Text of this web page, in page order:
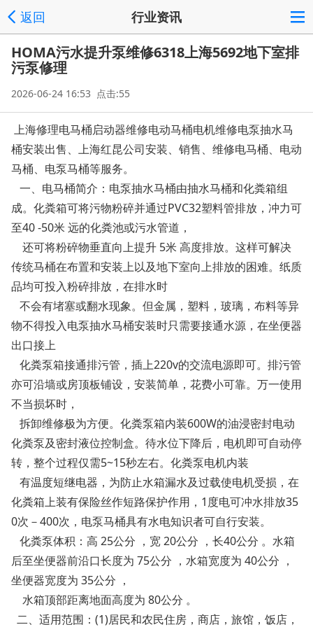
返回 行业资讯
HOMA污水提升泵维修6318上海5692地下室排
污泵修理
2026-06-24 16:53 点击:55
上海修理电马桶启动器维修电动马桶电机维修电泵抽水马
桶安装出售、上海红昆公司安装、销售、维修电马桶、电动
马桶、电泵马桶等服务。
一、电马桶简介：电泵抽水马桶由抽水马桶和化粪箱组
成。化粪箱可将污物粉碎并通过PVC32塑料管排放，冲力可
至40 -50米 远的化粪池或污水管道，
还可将粉碎物垂直向上提升 5米 高度排放。这样可解决
传统马桶在布置和安装上以及地下室向上排放的困难。纸质
品均可投入粉碎排放，在排水时
不会有堵塞或翻水现象。但金属，塑料，玻璃，布料等异
物不得投入电泵抽水马桶安装时只需要接通水源，在坐便器
出口接上
化粪泵箱接通排污管，插上220v的交流电源即可。排污管
亦可沿墙或房顶板铺设，安装简单，花费小可靠。万一使用
不当损坏时，
拆卸维修极为方便。化粪泵箱内装600W的油浸密封电动
化粪泵及密封液位控制盒。待水位下降后，电机即可自动停
转，整个过程仅需5~15秒左右。化粪泵电机内装
有温度短继电器，为防止水箱漏水及过载使电机受损，在
化粪箱上装有保险丝作短路保护作用，1度电可冲水排放35
0次－400次，电泵马桶具有水电知识者可自行安装。
化粪泵体积：高 25公分 ，宽 20公分 ，长40公分 。水箱
后至坐便器前沿口长度为 75公分 ，水箱宽度为 40公分 ，
坐便器宽度为 35公分 ，
水箱顶部距离地面高度为 80公分 。
二、适用范围：(1)居民和农民住房，商店，旅馆，饭店，